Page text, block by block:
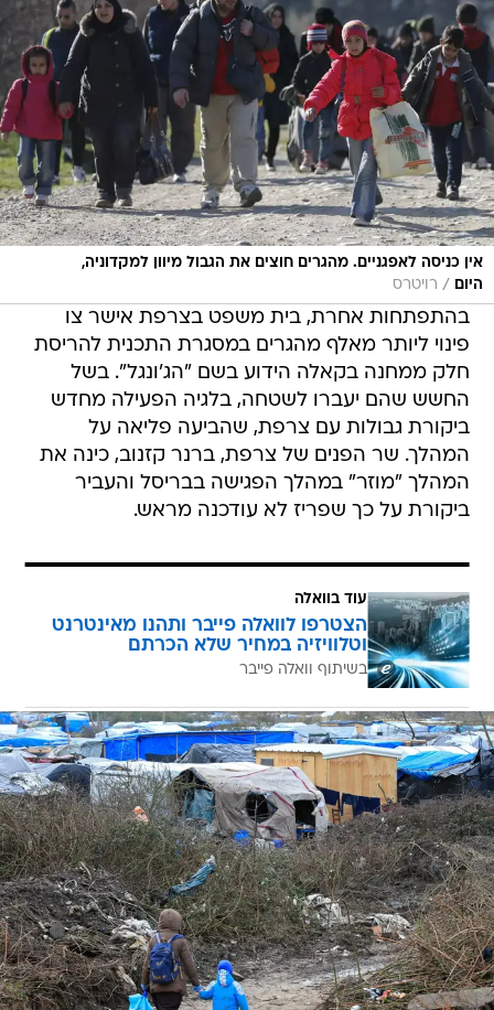
אין כניסה לאפגניים. מהגרים חוצים את הגבול מיוון למקדוניה,
היום
/ רויטרס
בהתפתחות אחרת, בית משפט בצרפת אישר צו
פינוי ליותר מאלף מהגרים במסגרת התכנית להריסת
חלק ממחנה בקאלה הידוע בשם "הג'ונגל". בשל
החשש שהם יעברו לשטחה, בלגיה הפעילה מחדש
ביקורת גבולות עם צרפת, שהביעה פליאה על
המהלך. שר הפנים של צרפת, ברנר קזנוב, כינה את
המהלך "מוזר" במהלך הפגישה בבריסל והעביר
ביקורת על כך שפריז לא עודכנה מראש.
עוד בוואלה
הצטרפו לוואלה פייבר ותהנו מאינטרנט
וטלוויזיה במחיר שלא הכרתם
בשיתוף וואלה פייבר